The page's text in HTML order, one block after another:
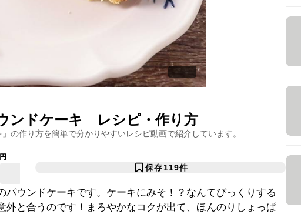
ンドケーキ レシピ・作り方
」の作り方を簡単で分かりやすいレシピ動画で紹介しています。
円
保存119件
パウンドケーキです。ケーキにみそ！？なんてびっくりする
外と合うのです！まろやかなコクが出て、ほんのりしょっぱ